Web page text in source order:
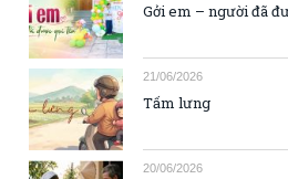
Gởi em – người đã
21/06/2026
Tấm lưng
20/06/2026